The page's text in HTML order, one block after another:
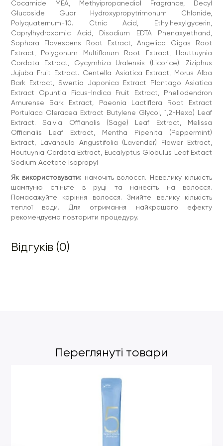
Cocamide MEA, Methyipropanediol Fragrance, Decyl
Glucoside Guar Hydroxypropytrimonum Chlonide,
Polyquaternum-10. Ctnic Acid, Ethylhexylgycerin,
Caprylhydroxamic Acid, Disodium EDTA Phenaxyethand,
Sophora Flavescens Root Extract, Angelica Gigas Root
Extract, Polygonum Multiflorum Root Extract, Houttuynia
Cordata Extract, Gycymhiza Uralensis (Licorice). Ziziphus
Jujuba Fruit Extract. Centella Asiatica Extract, Morus Alba
Bark Extract, Swertia Japonica Extract Plantago Asiatica
Extract Opuntia Ficus-Indica Fruit Extract, Phellodendron
Amurense Bark Extract, Paeonia Lactiflora Root Extract
Portulaca Oleracea Extract Butylene Glycol, 1,2-Hexa) Leaf
Extract. Salvia Offianalis (Sage) Leaf Extract, Melissa
Offianalis Leaf Extract, Mentha Pipenita (Peppermint)
Extract, Lavandula Angustifolia (Lavender) Flower Extract,
Houtuynia Cordata Extract, Eucalyptus Globulus Leaf Extact
Sodium Acetate Isopropyl
Як використовувати: намочіть волосся. Невелику кількість
шампуню спіньте в руці та нанесіть на волосся.
Помасажуйте коріння волосся. Змийте велику кількість
теплої води. Для отримання найкращого ефекту
рекомендуємо повторити процедуру.
Відгуків (0)
Переглянуті товари